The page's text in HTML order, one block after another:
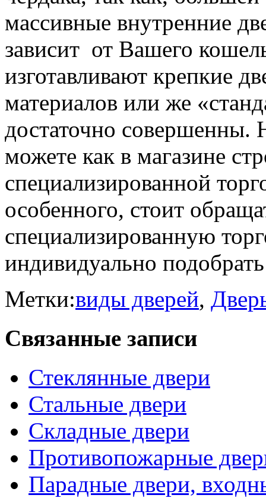
массивные внутренние
зависит от Вашего
изготавливают крепкие
материалов или же
достаточно
можете как в магазине
специализированной
особенного, стоит
специализированную
индивидуально
Метки:виды дверей,
Связанные записи
Стеклянные двери
Стальные двери
Складные двери
Противопожарные
Парадные двери,